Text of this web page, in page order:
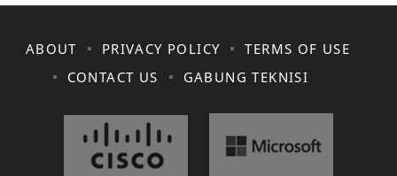
ABOUT PRIVACY POLICY
TERMS OF USE
CONTACT US
GABUNG TEKNISI